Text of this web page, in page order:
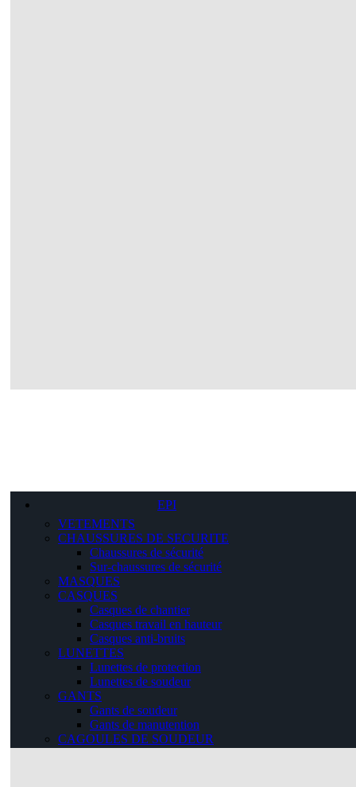
EPI
VETEMENTS
CHAUSSURES DE SECURITE
Chaussures de sécurité
Sur-chaussures de sécurité
MASQUES
CASQUES
Casques de chantier
Casques travail en hauteur
Casques anti-bruits
LUNETTES
Lunettes de protection
Lunettes de soudeur
GANTS
Gants de soudeur
Gants de manutention
CAGOULES DE SOUDEUR